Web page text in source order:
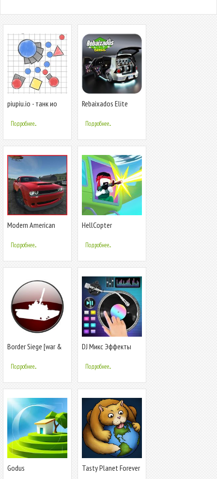
piupiu.io - танк ио
Подробнее...
Rebaixados Elite
Подробнее...
Modern American
Подробнее...
HellCopter
Подробнее...
Border Siege [war &
Подробнее...
DJ Микс Эффекты
Подробнее...
Godus Tasty Planet Forever